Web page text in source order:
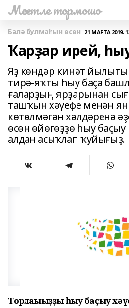
Мәсетле тормошо
Бәлә булмаһын өсөн 21 МАРТА 2019,
Ҡарҙар ирей,
Яҙ көндәр кинәт
тирә-яҡты һыу баҫа
ғаларҙың ярҙарынан
ташҡын хәүефе менән
көтөлмәгән хәлдәренә
өсөн өйөгөҙҙө һыу
алдан асыҡлап ҡуйығыҙ.
Торлағығыҙҙы һыу баҫыу